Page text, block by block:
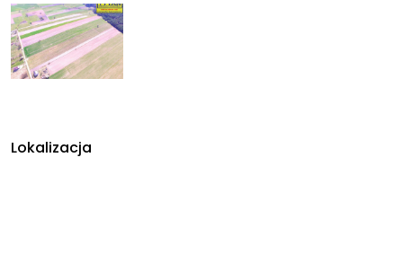
Lokalizacja